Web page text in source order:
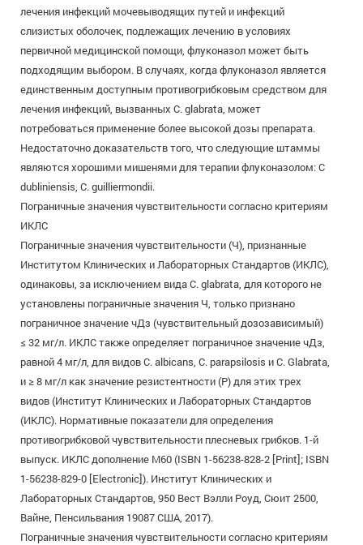
лечения инфекций мочевыводящих путей и инфекций
слизистых оболочек, подлежащих лечению в условиях
первичной медицинской помощи, флуконазол может быть
подходящим выбором. В случаях, когда флуконазол является
единственным доступным противогрибковым средством для
лечения инфекций, вызванных С. glabrata, может
потребоваться применение более высокой дозы препарата.
Недостаточно доказательств того, что следующие штаммы
являются хорошими мишенями для терапии флуконазолом: С
dubliniensis, С. guilliermondii.
Пограничные значения чувствительности согласно критериям
ИКЛС
Пограничные значения чувствительности (Ч), признанные
Институтом Клинических и Лабораторных Стандартов (ИКЛС),
одинаковы, за исключением вида С. glabrata, для которого не
установлены пограничные значения Ч, только признано
пограничное значение чДз (чувствительный дозозависимый)
≤ 32 мг/л. ИКЛС также определяет пограничное значение чДз,
равной 4 мг/л, для видов С. albicans, С. parapsilosis и С. Glabrata,
и ≥ 8 мг/л как значение резистентности (Р) для этих трех
видов (Институт Клинических и Лабораторных Стандартов
(ИКЛС). Нормативные показатели для определения
противогрибковой чувствительности плесневых грибков. 1-й
выпуск. ИКЛС дополнение М60 (ISBN 1-56238-828-2 [Print]; ISBN
1-56238-829-0 [Electronic]). Институт Клинических и
Лабораторных Стандартов, 950 Вест Вэлли Роуд, Сюит 2500,
Вайне, Пенсильвания 19087 США, 2017).
Пограничные значения чувствительности согласно критериям